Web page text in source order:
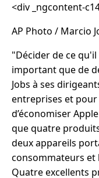
<div _ngcontent-
AP Photo / Marcio
"Décider de ce
important que de
Jobs à ses
entreprises et pour
d’économiser
que quatre
deux appareils
consommateurs et
Quatre excellents